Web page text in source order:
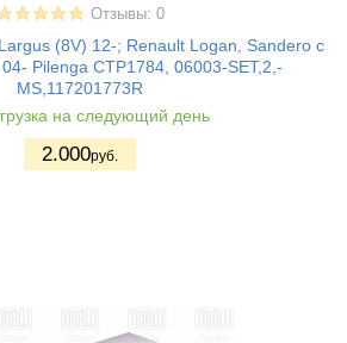
Отзывы: 0
(8V) 12-; Renault Logan, Sandero с
Pilenga CTP1784, 06003-SET,2,-
MS,117201773R
на следующий день
2.000руб.